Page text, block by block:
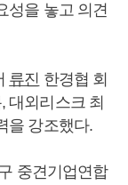
성을 놓고 의견
류진 한경협 회
대외리스크 최
을 강조했다.
중견기업연합